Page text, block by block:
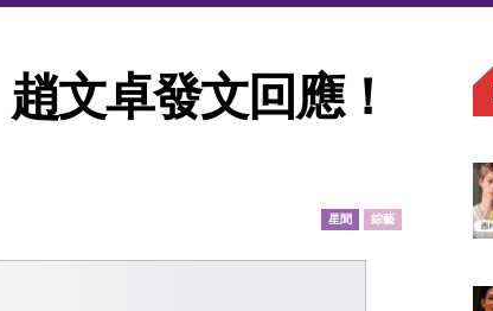
文卓發文回應！
星聞 綜藝